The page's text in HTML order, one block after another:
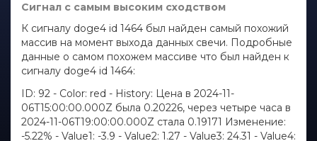
Сигнал с самым высоким сходством
К сигналу doge4 id 1464 был найден самый похожий
массив на момент выхода данных свечи. Подробные
данные о самом похожем массиве что был найден к
сигналу doge4 id 1464:
ID: 92 - Color: red - History: Цена в 2024-11-
06T15:00:00.000Z была 0.20226, через четыре часа в
2024-11-06T19:00:00.000Z стала 0.19171 Изменение:
-5.22% - Value1: -3.9 - Value2: 1.27 - Value3: 24.31 - Value4: